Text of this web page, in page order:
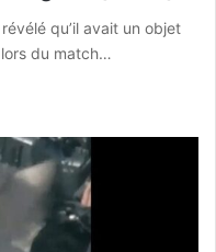
qu’il avait un objet
du match…